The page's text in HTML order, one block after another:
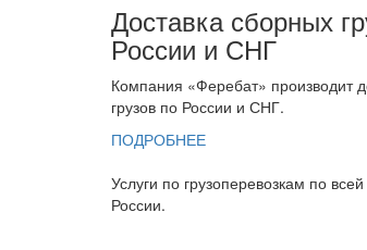
Доставка сборных
России и СНГ
Компания «Феребат» производит
грузов по России и СНГ.
ПОДРОБНЕЕ
Услуги по грузоперевозкам по
России.